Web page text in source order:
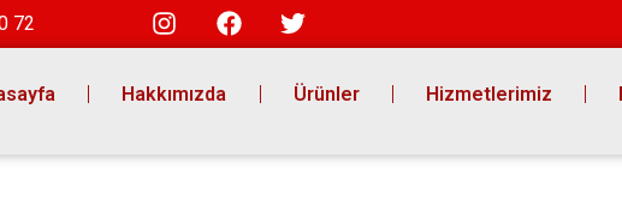
72
Hakkımızda Ürünler Hizmetlerimiz